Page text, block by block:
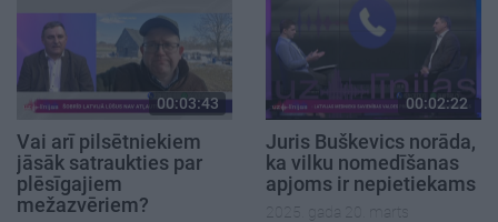
00:03:43
Vai arī pilsētniekiem
jāsāk satraukties par
plēsīgajiem
mežazvēriem?
00:02:22
Juris Buškevics norāda,
ka vilku nomedīšanas
apjoms ir nepietiekams
2025. gada 20. marts